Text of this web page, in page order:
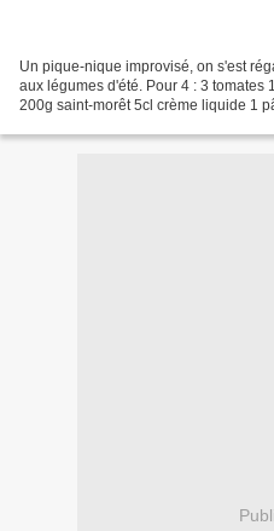
Un pique-nique improvisé, on s'est
aux légumes d'été. Pour 4 : 3 tomates
200g saint-morêt 5cl crème liquide 1